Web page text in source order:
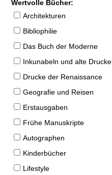
Wertvolle Bücher:
Architekturen
Bibliophilie
Das Buch der Moderne
Inkunabeln und alte Drucke
Drucke der Renaissance
Geografie und Reisen
Erstausgaben
Frühe Manuskripte
Autographen
Kinderbücher
Lifestyle